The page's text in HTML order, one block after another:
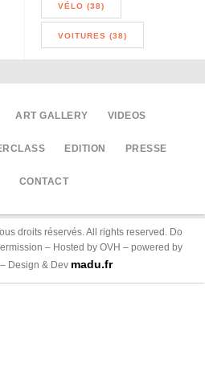
VÉLO (38)
VOITURES (38)
ART GALLERY VIDEOS
EDITION PRESSE
CONTACT
droits réservés. All rights reserved. Do
– Hosted by OVH – powered by
Design & Dev madu.fr